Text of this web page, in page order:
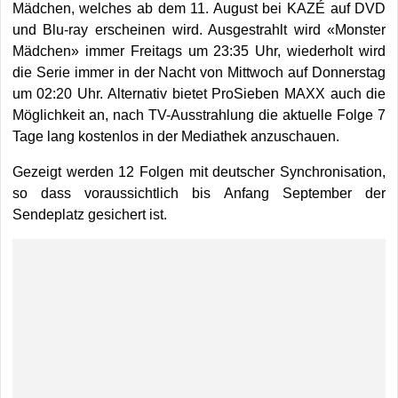
Mädchen, welches ab dem 11. August bei KAZÉ auf DVD
und Blu-ray erscheinen wird. Ausgestrahlt wird «Monster
Mädchen» immer Freitags um 23:35 Uhr, wiederholt wird
die Serie immer in der Nacht von Mittwoch auf Donnerstag
um 02:20 Uhr. Alternativ bietet ProSieben MAXX auch die
Möglichkeit an, nach TV-Ausstrahlung die aktuelle Folge 7
Tage lang kostenlos in der Mediathek anzuschauen.
Gezeigt werden 12 Folgen mit deutscher Synchronisation,
so dass voraussichtlich bis Anfang September der
Sendeplatz gesichert ist.